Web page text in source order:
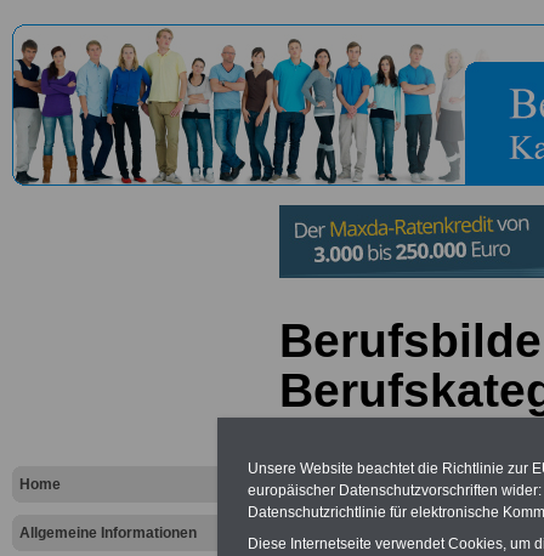
Home
Allgemeine Informationen
Neu aufgelegt: März
Unsere Website beachtet die Richtlinie zur
europäischer Datenschutzvorschriften
Datenschutzrichtlinie für elektronische
Diese Internetseite verwendet Cookies, um